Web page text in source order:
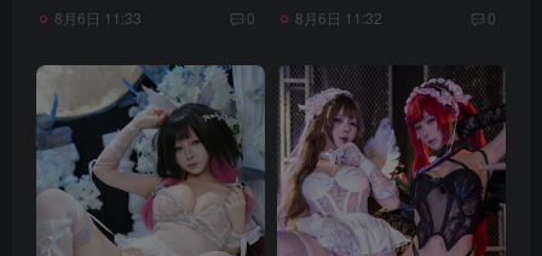
8月6日 11:33 0 8月6日 11:32 0